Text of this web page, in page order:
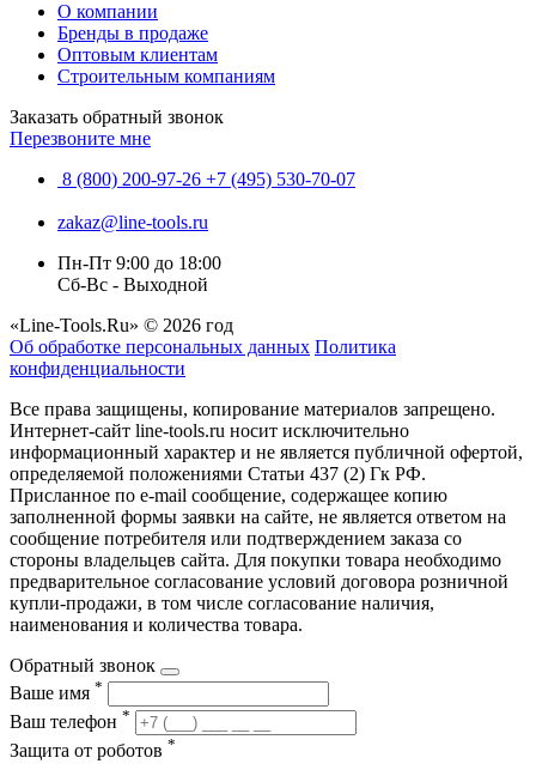
О компании
Бренды в продаже
Оптовым клиентам
Строительным компаниям
Заказать обратный звонок
Перезвоните мне
8 (800) 200-97-26 +7 (495) 530-70-07
zakaz@line-tools.ru
Пн-Пт 9:00 до 18:00
Сб-Вс - Выходной
«Line-Tools.Ru» © 2026 год
Об обработке персональных данных Политика
конфиденциальности
Все права защищены, копирование материалов запрещено.
Интернет-сайт line-tools.ru носит исключительно
информационный характер и не является публичной офертой,
определяемой положениями Статьи 437 (2) Гк РФ.
Присланное по e-mail сообщение, содержащее копию
заполненной формы заявки на сайте, не является ответом на
сообщение потребителя или подтверждением заказа со
стороны владельцев сайта. Для покупки товара необходимо
предварительное согласование условий договора розничной
купли-продажи, в том числе согласование наличия,
наименования и количества товара.
Обратный звонок
Ваше имя *
Ваш телефон *
Защита от роботов *